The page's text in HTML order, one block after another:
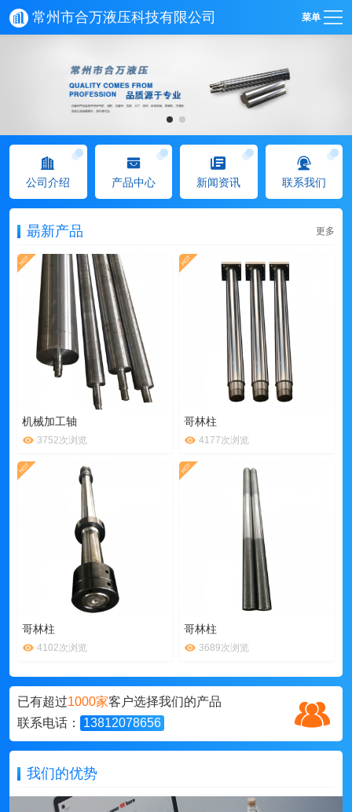
常州市合万液压科技有限公司 菜单
公司介绍 产品中心 新闻资讯 联系我们
朂新产品 更多
机械加工轴
3752次浏览
哥林柱
4177次浏览
哥林柱
4102次浏览
哥林柱
3689次浏览
已有超过1000家客户选择我们的产品
联系电话：
13812078656
我们的优势